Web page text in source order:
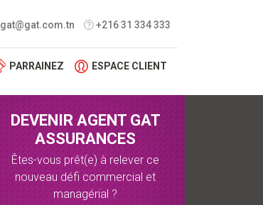
gat@gat.com.tn +216 31 334 333
PARRAINEZ ESPACE CLIENT
DEVENIR AGENT GAT
ASSURANCES
Êtes-vous prêt(e) à relever ce
nouveau défi commercial et
managérial ?